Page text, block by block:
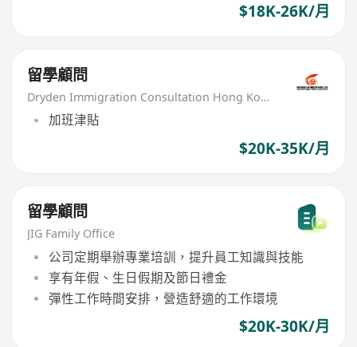
$18K-26K/月
留學顧問
Dryden Immigration Consultation Hong Kong Limited
加班津貼
$20K-35K/月
留學顧問
JIG Family Office
公司定期舉辦專業培訓，提升員工知識與技能
享有年假、生日假期及節日禮金
彈性工作時間安排，營造舒適的工作環境
$20K-30K/月